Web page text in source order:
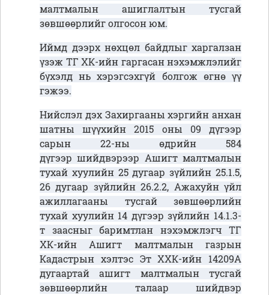
малтмалын ашиглалтын тусгай
зөвшөөрлийг олгосон юм.
Иймд дээрх нөхцөл байдлыг харгалзан
үзэж ТГ ХК-ийн гаргасан нэхэмжлэлийг
бүхэлд нь хэрэгсэхгүй болгож өгнө үү
гэжээ.
Нийслэл дэх Захиргааны хэргийн анхан
шатны шүүхийн
2015 оны 09 дүгээр
сарын 22-ны өдрийн 584
дүгээр шийдвэрээр Ашигт малтмалын
тухай хуулийн 25 дугаар зүйлийн 25.1.5,
26 дугаар зүйлийн 26.2.2, Ажахуйн үйл
ажиллагааны тусгай зөвшөөрлийн
тухай хуулийн 14 дүгээр зүйлийн 14.1.3-
т заасныг баримтлан нэхэмжлэгч ТГ
ХК-ийн Ашигт малтмалын газрын
Кадастрын хэлтэс Эт ХХК-ийн 14209А
дугаартай ашигт малтмалын тусгай
зөвшөөрлийн талаар шийдвэр